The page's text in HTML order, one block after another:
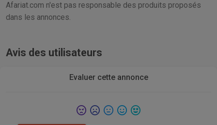
Afariat.com n'est pas responsable des produits proposés
dans les annonces.
Avis des utilisateurs
Evaluer cette annonce